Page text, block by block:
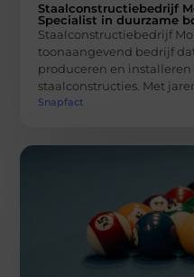
Staalconstructiebedrijf
Specialist in duurzame
Staalconstructiebedrijf
toonaangevend bedrijf
produceren en
staalconstructies. Met
Snapfact